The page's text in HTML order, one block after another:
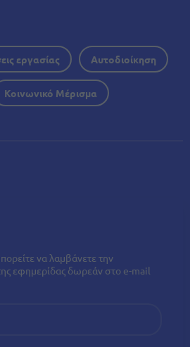
εργασίας Αυτοδιοίκηση
Κοινωνικό Μέρισμα
να λαμβάνετε την
εφημερίδας δωρεάν στο e-mail